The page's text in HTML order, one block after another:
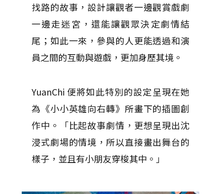
找路的故事，設計讓觀者一邊觀賞戲劇
一邊走迷宮，還能讓觀眾決定劇情結
尾；如此一來，參與的人更能透過和演
員之間的互動與遊戲，更加身歷其境。
YuanChi 便將如此特別的設定呈現在她
為《小小英雄向右轉》所畫下的插圖創
作中。「比起故事劇情，更想呈現出沈
浸式劇場的情境，所以直接畫出舞台的
樣子，並且有小朋友穿梭其中。」